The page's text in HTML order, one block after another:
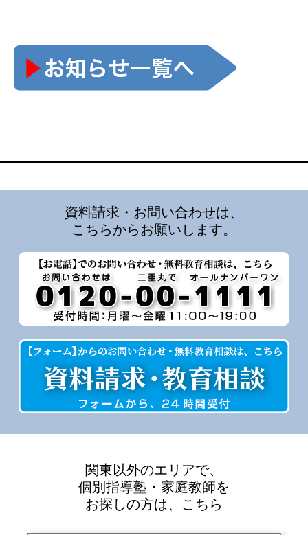
資料請求・お問い合わせは、
こちらからお願いします。
関東以外のエリアで、
個別指導塾・家庭教師を
お探しの方は、こちら